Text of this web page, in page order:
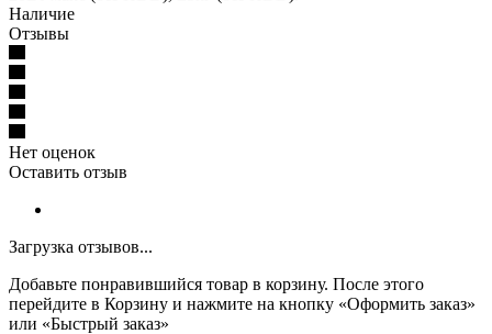
Наличие
Отзывы
Нет оценок
Оставить отзыв
Загрузка отзывов...
Добавьте понравившийся товар в корзину. После этого
перейдите в Корзину и нажмите на кнопку «Оформить заказ»
или «Быстрый заказ»